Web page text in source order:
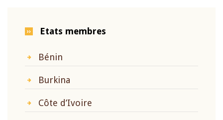
Etats membres
Bénin
Burkina
Côte d’Ivoire